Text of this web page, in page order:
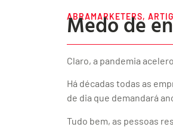
ABRAMARKETERS,
Medo de
Claro, a pandemia
Há décadas todas as
de dia que demandará
Tudo bem, as pessoas